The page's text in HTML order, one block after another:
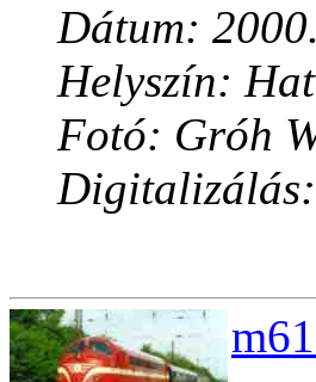
Dátum:
Helyszín:
Fotó: Gróh